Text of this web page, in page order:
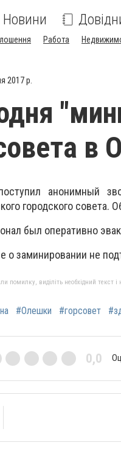
Новини
Работа
2017 р.
в
анонимный
городского совета.
был оперативно
о заминировании не
помилку, виділіть необхідний текст
#Олешки #горсовет
0,0